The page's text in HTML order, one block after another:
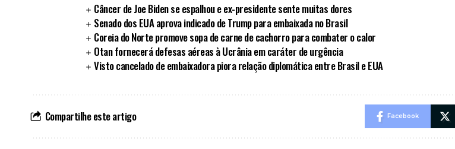
Câncer de Joe Biden se espalhou e ex-presidente sente muitas dores
Senado dos EUA aprova indicado de Trump para embaixada no Brasil
Coreia do Norte promove sopa de carne de cachorro para combater o calor
Otan fornecerá defesas aéreas à Ucrânia em caráter de urgência
Visto cancelado de embaixadora piora relação diplomática entre Brasil e EUA
Compartilhe este artigo Facebook